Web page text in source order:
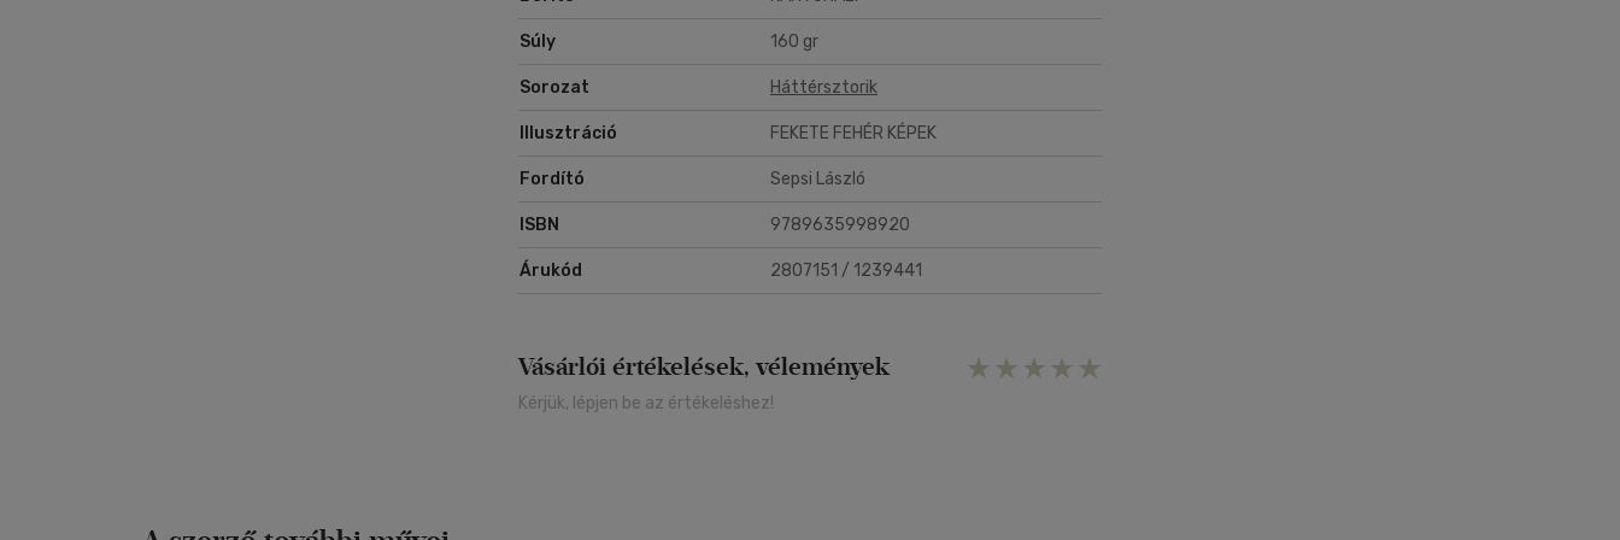
Súly 160 gr
Sorozat Háttérsztorik
Illusztráció FEKETE FEHÉR KÉPEK
Fordító Sepsi László
ISBN 9789635998920
Árukód 2807151 / 1239441
Vásárlói értékelések, vélemények
Kérjük, lépjen be az értékeléshez!